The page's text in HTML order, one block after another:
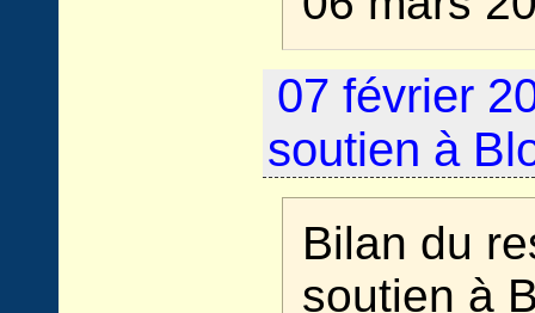
07 février
soutien à
Bilan du
soutien à